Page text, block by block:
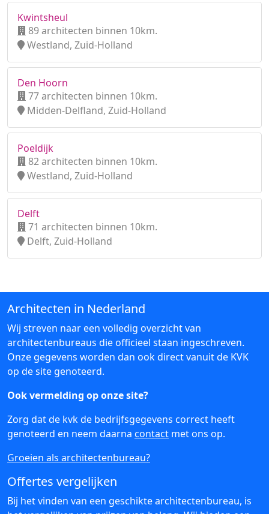
Kwintsheul
89 architecten binnen 10km.
Westland, Zuid-Holland
Den Hoorn
77 architecten binnen 10km.
Midden-Delfland, Zuid-Holland
Poeldijk
82 architecten binnen 10km.
Westland, Zuid-Holland
Delft
71 architecten binnen 10km.
Delft, Zuid-Holland
Architecten in Nederland
Wij streven naar een volledig overzicht van
architectenbureaus die officieel staan ingeschreven.
Onze gegevens worden dan ook direct vanuit de KVK
op de site genoteerd.
Ook vermelding op onze site?
Zorg dat de kvk de bedrijfsgegevens correct heeft
genoteerd en neem daarna contact met ons op.
Groeien als architectenbureau?
Offertes vergelijken
Bij het vinden van een geschikte architectenbureau, is